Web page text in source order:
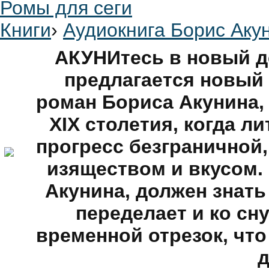
Ромы для сеги
Книги› Аудиокнига Борис
АКУНИтесь в новый
предлагается
роман Бориса
XIX столетия, когда
прогресс
изяществом и
Акунина, должен
переделает и ко
временной отрезок,